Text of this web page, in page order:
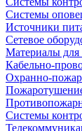
Системы
Источники
Сетевое
Материалы для
Кабельно-
Охранно-
Системы